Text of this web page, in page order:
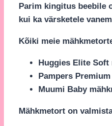
Parim kingitus beebile
kui ka värsketele
Kõiki meie
Huggies Elite Soft
Pampers
Muumi Baby
Mähkmetort on